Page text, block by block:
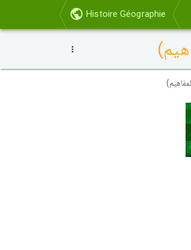
Histoire Géographie